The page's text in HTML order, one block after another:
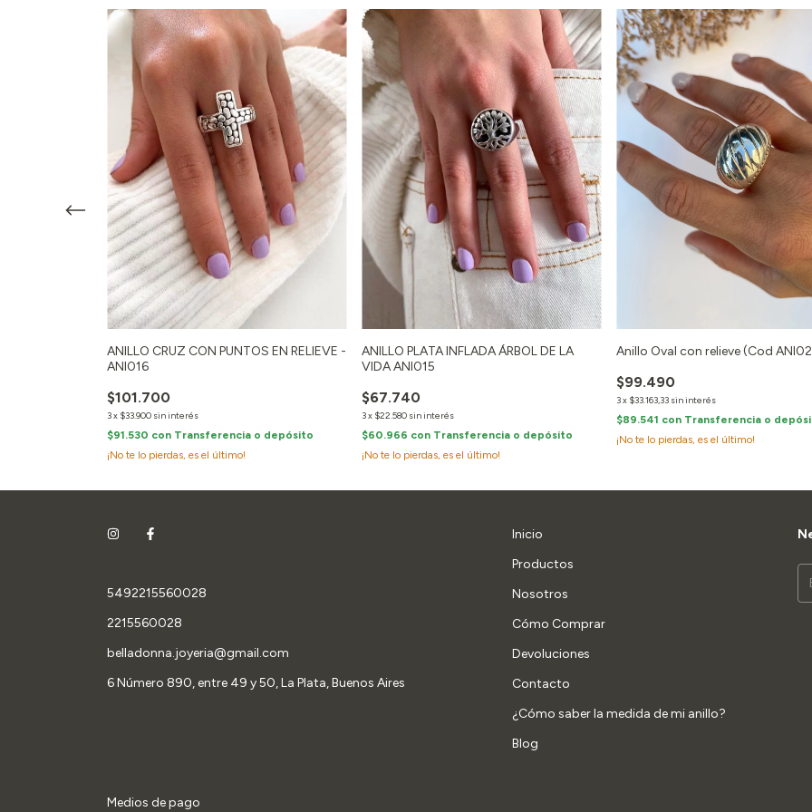
ANILLO CRUZ CON PUNTOS EN RELIEVE -
ANI016
$101.700
3x $33.900 sin interés
$91.530 con Transferencia o depósito
¡No te lo pierdas, es el último!
ANILLO PLATA INFLADA ÁRBOL DE LA
VIDA ANI015
$67.740
3x $22.580 sin interés
$60.966 con Transferencia o depósito
¡No te lo pierdas, es el último!
Anillo Oval con relieve (Cod
$99.490
3x $33.163,33 sin interés
$89.541 con Transferencia o
¡No te lo pierdas, es el último!
5492215560028
2215560028
belladonna.joyeria@gmail.com
6 Número 890, entre 49 y 50, La Plata, Buenos Aires
Inicio
Productos
Nosotros
Cómo Comprar
Devoluciones
Contacto
¿Cómo saber la medida de mi anillo?
Blog
Medios de pago